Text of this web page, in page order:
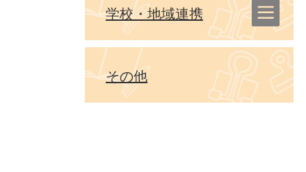
学校・地域連携
その他